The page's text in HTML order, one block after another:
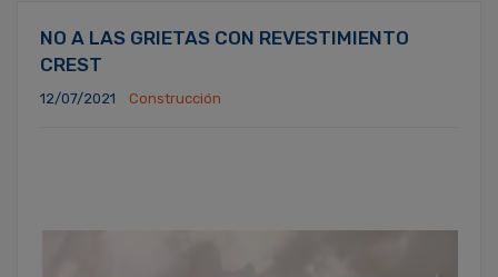
NO A LAS GRIETAS CON REVESTIMIENTO
CREST
12/07/2021 Construcción